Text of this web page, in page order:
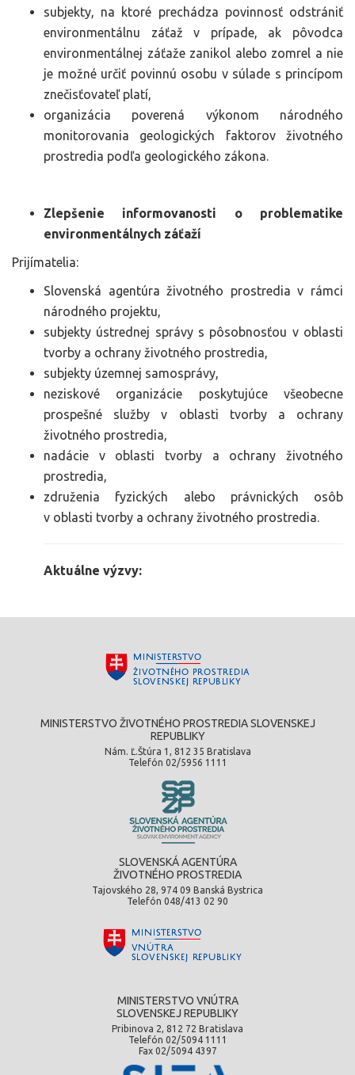
subjekty, na ktoré prechádza povinnosť odstrániť
environmentálnu záťaž v prípade, ak pôvodca
environmentálnej záťaže zanikol alebo zomrel a nie
je možné určiť povinnú osobu v súlade s princípom
znečisťovateľ platí,
organizácia poverená výkonom národného
monitorovania geologických faktorov životného
prostredia podľa geologického zákona.
Zlepšenie informovanosti o problematike
environmentálnych záťaží
Prijímatelia:
Slovenská agentúra životného prostredia v rámci
národného projektu,
subjekty ústrednej správy s pôsobnosťou v oblasti
tvorby a ochrany životného prostredia,
subjekty územnej samosprávy,
neziskové organizácie poskytujúce všeobecne
prospešné služby v oblasti tvorby a ochrany
životného prostredia,
nadácie v oblasti tvorby a ochrany životného
prostredia,
združenia fyzických alebo právnických osôb
v oblasti tvorby a ochrany životného prostredia.
Aktuálne výzvy:
MINISTERSTVO ŽIVOTNÉHO PROSTREDIA SLOVENSKEJ
REPUBLIKY
Nám. Ľ.Štúra 1, 812 35 Bratislava
Telefón 02/5956 1111
SLOVENSKÁ AGENTÚRA
ŽIVOTNÉHO PROSTREDIA
Tajovského 28, 974 09 Banská Bystrica
Telefón 048/413 02 90
MINISTERSTVO VNÚTRA
SLOVENSKEJ REPUBLIKY
Pribinova 2, 812 72 Bratislava
Telefón 02/5094 1111
Fax 02/5094 4397